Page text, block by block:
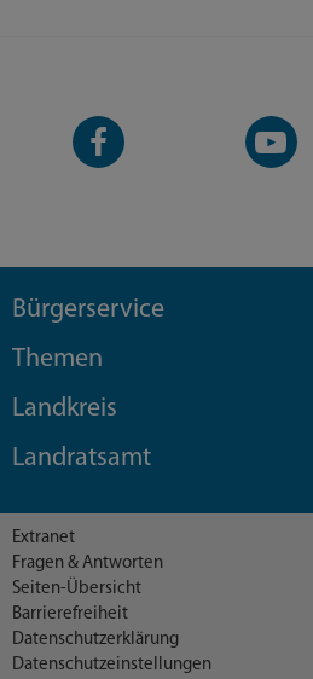
Facebook-
Seite
YouTube-
Kanal
Bürgerservice
Themen
Landkreis
Landratsamt
Extranet
Fragen & Antworten
Seiten-Übersicht
Barrierefreiheit
Datenschutzerklärung
Datenschutzeinstellungen